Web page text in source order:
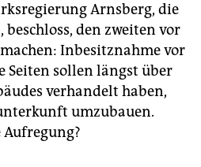
Arnsberg, die
den zweiten vor
Inbesitznahme vor
Seiten sollen längst über
verhandelt haben,
umzubauen.
Aufregung?